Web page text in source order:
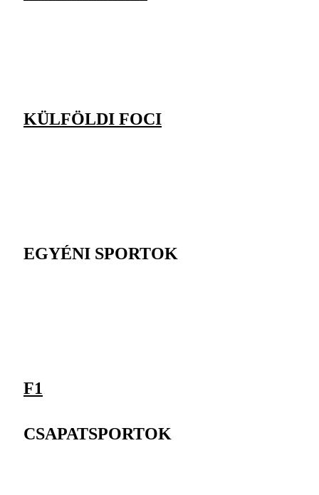
KÜLFÖLDI FOCI
EGYÉNI SPORTOK
F1
CSAPATSPORTOK